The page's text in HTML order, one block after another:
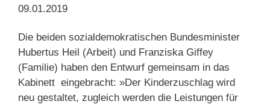
09.01.2019
Die beiden sozialdemokratischen Bundesminister
Hubertus Heil (Arbeit) und Franziska Giffey
(Familie) haben den Entwurf gemeinsam in das
Kabinett eingebracht: »Der Kinderzuschlag wird
neu gestaltet, zugleich werden die Leistungen für